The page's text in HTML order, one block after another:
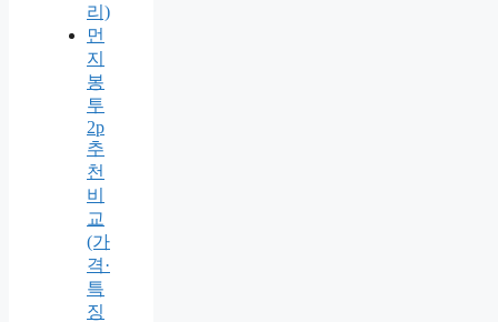
리)
먼
지
봉
투
2p
추
천
비
교
(가
격·
특
징